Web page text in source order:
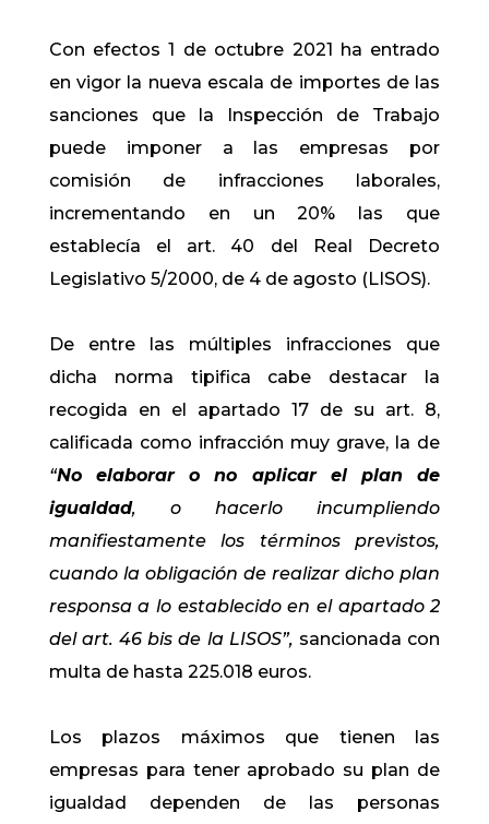
Con efectos 1 de octubre 2021 ha entrado
en vigor la nueva escala de importes de las
sanciones que la Inspección de Trabajo
puede imponer a las empresas por
comisión de infracciones laborales,
incrementando en un 20% las que
establecía el art. 40 del Real Decreto
Legislativo 5/2000, de 4 de agosto (LISOS).
De entre las múltiples infracciones que
dicha norma tipifica cabe destacar la
recogida en el apartado 17 de su art. 8,
calificada como infracción muy grave, la de
“No elaborar o no aplicar el plan de
igualdad, o hacerlo incumpliendo
manifiestamente los términos previstos,
cuando la obligación de realizar dicho plan
responsa a lo establecido en el apartado 2
del art. 46 bis de la LISOS”, sancionada con
multa de hasta 225.018 euros.
Los plazos máximos que tienen las
empresas para tener aprobado su plan de
igualdad dependen de las personas